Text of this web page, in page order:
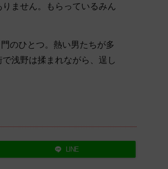
ません。もらっているみん
のひとつ。熱い男たちが多
浅野は揉まれながら、逞し
LINE